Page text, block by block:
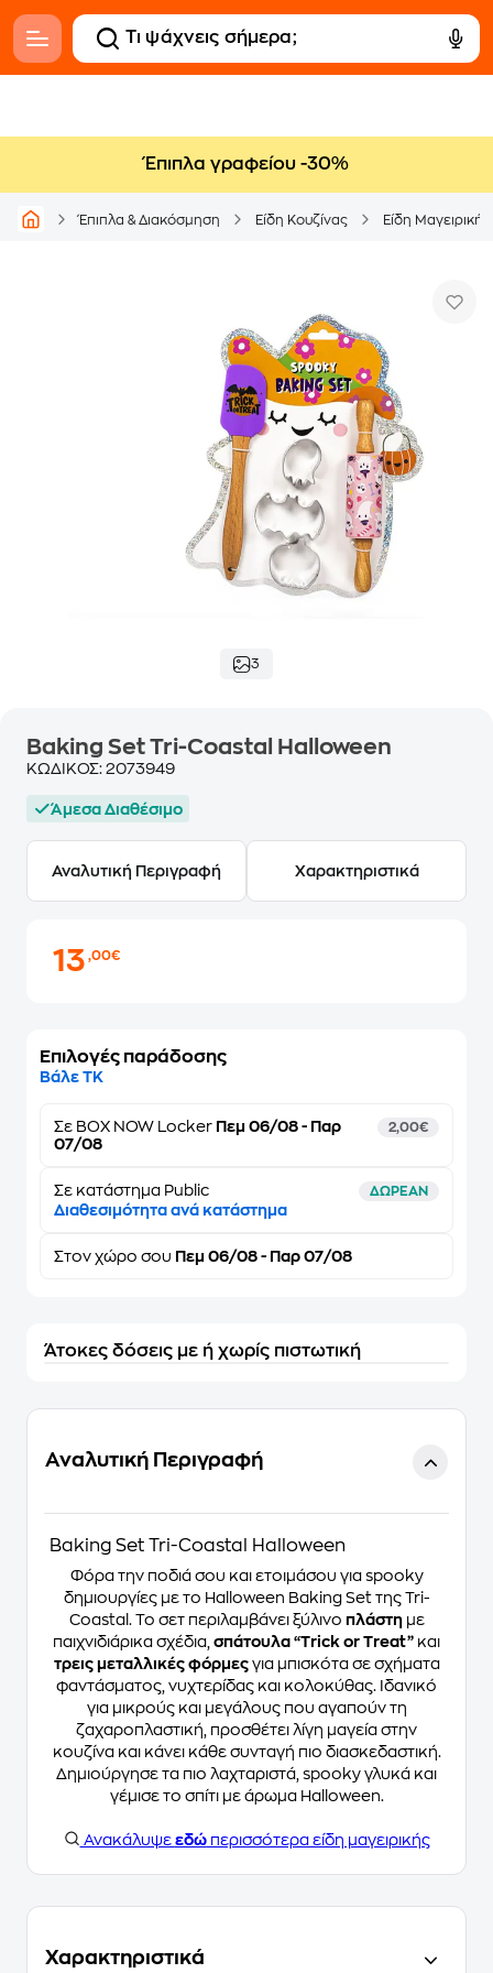
Έπιπλα γραφείου -30%
Έπιπλα & Διακόσμηση Είδη Κουζίνας Είδη
3
Baking Set Tri-Coastal Halloween
ΚΩΔΙΚΟΣ: 2073949
Άμεσα Διαθέσιμο
Αναλυτική Περιγραφή Χαρακτηριστικά
13,00€
Επιλογές παράδοσης
Βάλε ΤΚ
Σε BOX NOW Locker Πεμ 06/08 - Παρ
07/08
2,00€
Σε κατάστημα Public ΔΩΡΕΑΝ
Διαθεσιμότητα ανά κατάστημα
Στον χώρο σου Πεμ 06/08 - Παρ 07/08
Άτοκες δόσεις με ή χωρίς πιστωτική
Αναλυτική Περιγραφή
Baking Set Tri-Coastal Halloween
Φόρα την ποδιά σου και ετοιμάσου για spooky
δημιουργίες με το Halloween Baking Set της Tri-
Coastal. Το σετ περιλαμβάνει ξύλινο πλάστημε
παιχνιδιάρικα σχέδια, σπάτουλα “Trick or Treat” και
τρεις μεταλλικές φόρμεςγια μπισκότα σε σχήματα
φαντάσματος, νυχτερίδας και κολοκύθας. Ιδανικό
για μικρούς και μεγάλους που αγαπούν τη
ζαχαροπλαστική, προσθέτει λίγη μαγεία στην
κουζίνα και κάνει κάθε συνταγή πιο διασκεδαστική.
Δημιούργησε τα πιο λαχταριστά, spooky γλυκά και
γέμισε το σπίτι με άρωμα Halloween.
Ανακάλυψε εδώπερισσότερα είδη μαγειρικής
Χαρακτηριστικά